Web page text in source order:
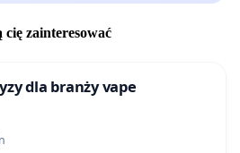
zainteresować
dla branży vape